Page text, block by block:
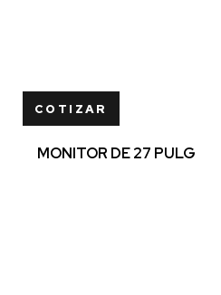
COTIZAR
MONITOR DE 27 PULG